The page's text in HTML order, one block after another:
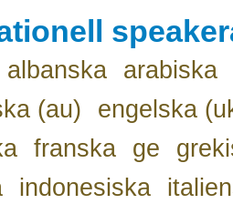
albanska
arabiska
(au)
engelska
franska ge
indonesiska